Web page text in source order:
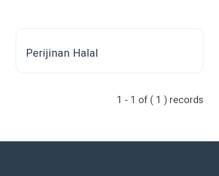
Perijinan Halal
1 - 1 of ( 1 ) records